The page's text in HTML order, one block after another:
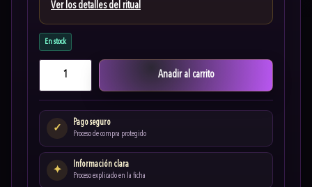
Ver los detalles del ritual
En stock
Anadir al carrito
✓
Pago seguro
Proceso de compra protegido
✦
Información clara
Proceso explicado en la ficha